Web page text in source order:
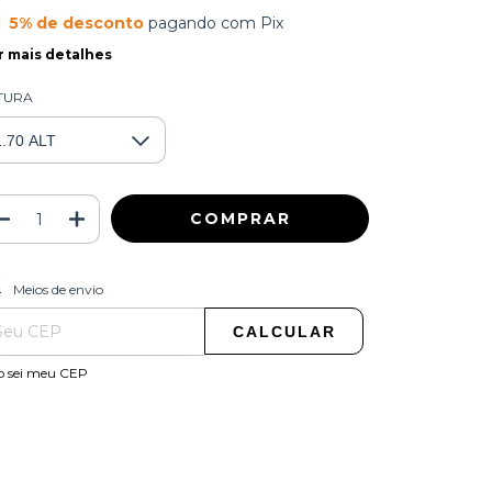
5% de descontopagando com Pix
mais detalhes
para o CEP:
Meios de envio
CALCULAR
sei meu CEP